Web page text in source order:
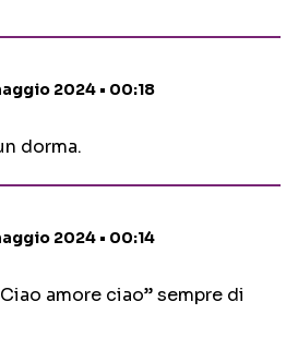
2024 • 00:18
dorma.
2024 • 00:14
amore ciao” sempre di